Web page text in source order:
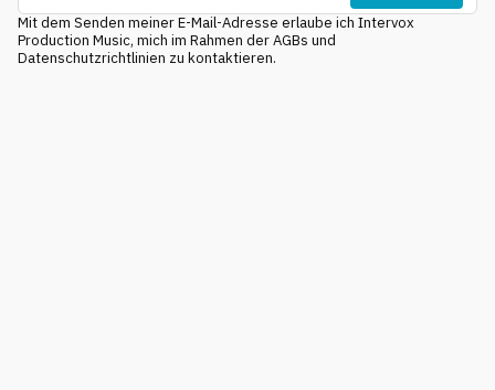
Mit dem Senden meiner E-Mail-Adresse erlaube ich Intervox
Production Music, mich im Rahmen der AGBs und
Datenschutzrichtlinien zu kontaktieren.